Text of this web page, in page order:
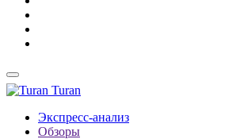
Turan
Экспресс-анализ
Обзоры